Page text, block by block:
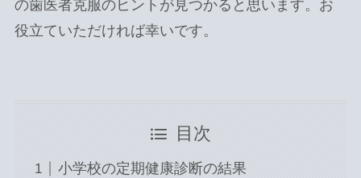
の歯医者克服のヒントが見つかると思います。お
役立ていただければ幸いです。
目次
小学校の定期健康診断の結果